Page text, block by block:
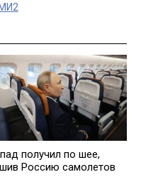
получил по шее,
Россию самолетов